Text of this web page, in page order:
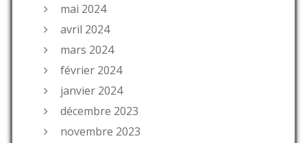
mai 2024
avril 2024
mars 2024
février 2024
janvier 2024
décembre 2023
novembre 2023